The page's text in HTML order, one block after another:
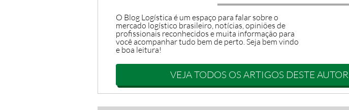
O Blog Logística é um espaço para falar sobre o
mercado logístico brasileiro, notícias, opiniões de
profissionais reconhecidos e muita informação para
você acompanhar tudo bem de perto. Seja bem vindo
e boa leitura!
VEJA TODOS OS ARTIGOS DESTE AUTOR